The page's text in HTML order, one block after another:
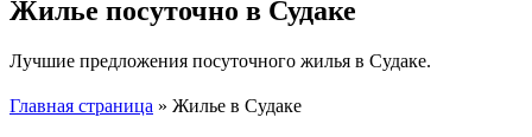
Жилье посуточно в Судаке
Лучшие предложения посуточного жилья в Судаке.
Главная страница » Жилье в Судаке